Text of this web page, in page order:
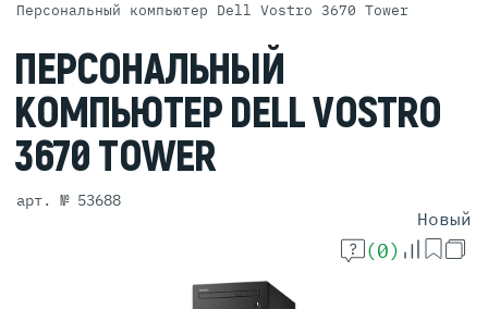
Персональный компьютер Dell Vostro 3670 Tower
ПЕРСОНАЛЬНЫЙ
КОМПЬЮТЕРDELL VOSTRO
3670 TOWER
арт. № 53688
Новый
(0)